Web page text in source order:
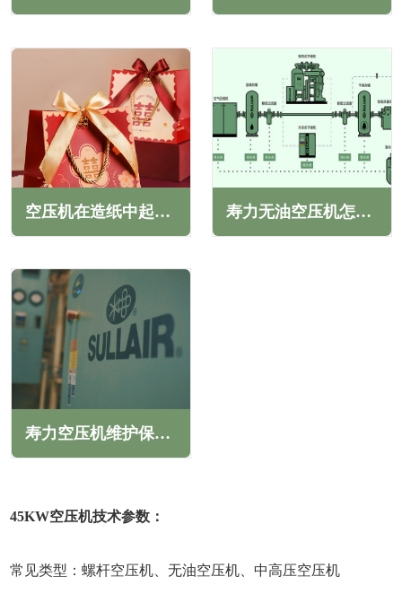
空压机在造纸中起到什么作用(无油空压机在包装纸制造中的应用) 寿力无油空压机怎么保养(寿力无油空压机保养技巧)
寿力空压机维护保养内容(寿力空压机维护保养注意事项)
45KW空压机技术参数：
常见类型：螺杆空压机、无油空压机、中高压空压机